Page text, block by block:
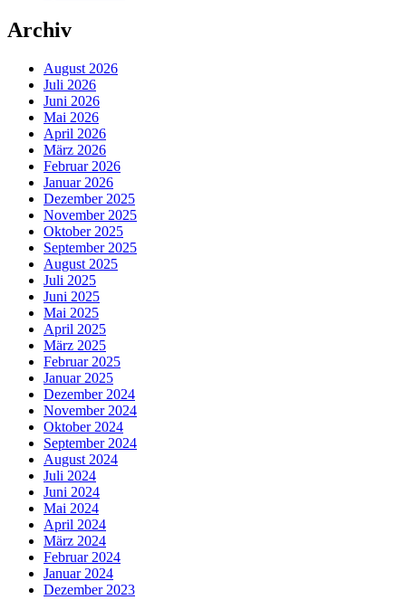
Archiv
August 2026
Juli 2026
Juni 2026
Mai 2026
April 2026
März 2026
Februar 2026
Januar 2026
Dezember 2025
November 2025
Oktober 2025
September 2025
August 2025
Juli 2025
Juni 2025
Mai 2025
April 2025
März 2025
Februar 2025
Januar 2025
Dezember 2024
November 2024
Oktober 2024
September 2024
August 2024
Juli 2024
Juni 2024
Mai 2024
April 2024
März 2024
Februar 2024
Januar 2024
Dezember 2023